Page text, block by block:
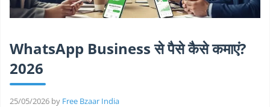
WhatsApp Business से पैसे कैसे कमाएं?
2026
25/05/2026 by Free Bzaar India